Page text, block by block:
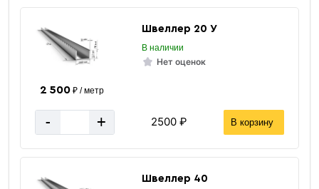
Швеллер 20 У
В наличии
Нет оценок
2 500₽ / метр
- + 2500 ₽ В корзину
Швеллер 40